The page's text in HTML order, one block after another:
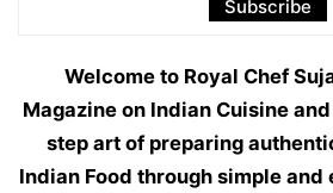
Welcome to Royal Chef
Magazine on Indian Cuisine
step art of preparing
Indian Food through simple and